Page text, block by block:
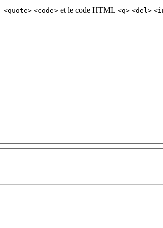
<quote> <code> et le code HTML <q> <del>